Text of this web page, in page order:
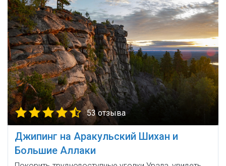
53 отзыва
Джипинг на Аракульский Шихан и
Большие Аллаки